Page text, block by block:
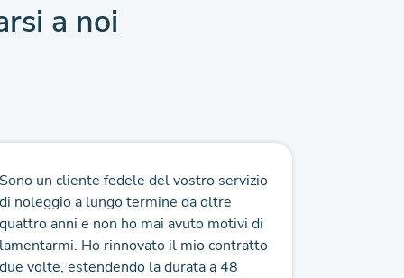
a noi
un cliente fedele del vostro servizio
noleggio a lungo termine da oltre
anni e non ho mai avuto motivi di
Ho rinnovato il mio contratto
volte, estendendo la durata a 48